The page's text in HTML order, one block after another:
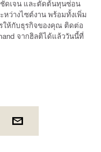
ดเจน และตัดต้นทุนซ่อน
หว่างไซต์งาน พร้อมทั้งเพิ่ม
ให้กับธุรกิจของคุณ ติดต่อ
จากฮิลติได้แล้ววันนี้ที่